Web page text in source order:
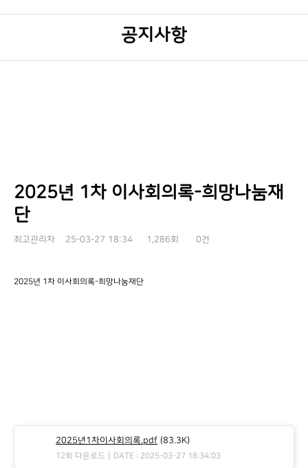
공지사항
2025년 1차 이사회의록-희망나눔재
단
최고관리자 25-03-27 18:34 1,286회 0건
2025년 1차 이사회의록-희망나눔재단
2025년1차이사회의록.pdf (83.3K)
12회 다운로드 DATE : 2025-03-27 18:34:03